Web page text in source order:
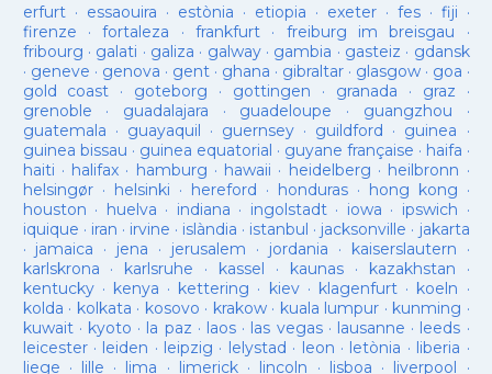
erfurt· essaouira · estònia · etiopia · exeter· fes· fiji ·
firenze ·fortaleza · frankfurt· freiburg im breisgau ·
fribourg · galati · galiza · galway· gambia · gasteiz · gdansk
· geneve · genova · gent· ghana · gibraltar· glasgow· goa ·
gold coast · goteborg · gottingen · granada · graz ·
grenoble · guadalajara · guadeloupe · guangzhou ·
guatemala · guayaquil · guernsey· guildford · guinea ·
guinea bissau · guinea equatorial · guyane française · haifa ·
haiti · halifax · hamburg · hawaii · heidelberg · heilbronn ·
helsingør· helsinki · hereford · honduras· hong kong ·
houston · huelva · indiana · ingolstadt· iowa · ipswich ·
iquique · iran · irvine · islàndia · istanbul · jacksonville · jakarta
· jamaica · jena · jerusalem · jordania · kaiserslautern ·
karlskrona · karlsruhe · kassel · kaunas· kazakhstan ·
kentucky· kenya · kettering · kiev· klagenfurt · koeln ·
kolda · kolkata · kosovo · krakow· kuala lumpur · kunming ·
kuwait· kyoto · la paz · laos· las vegas· lausanne · leeds ·
leicester· leiden · leipzig · lelystad · leon · letònia · liberia ·
liege · lille · lima · limerick· lincoln · lisboa · liverpool ·